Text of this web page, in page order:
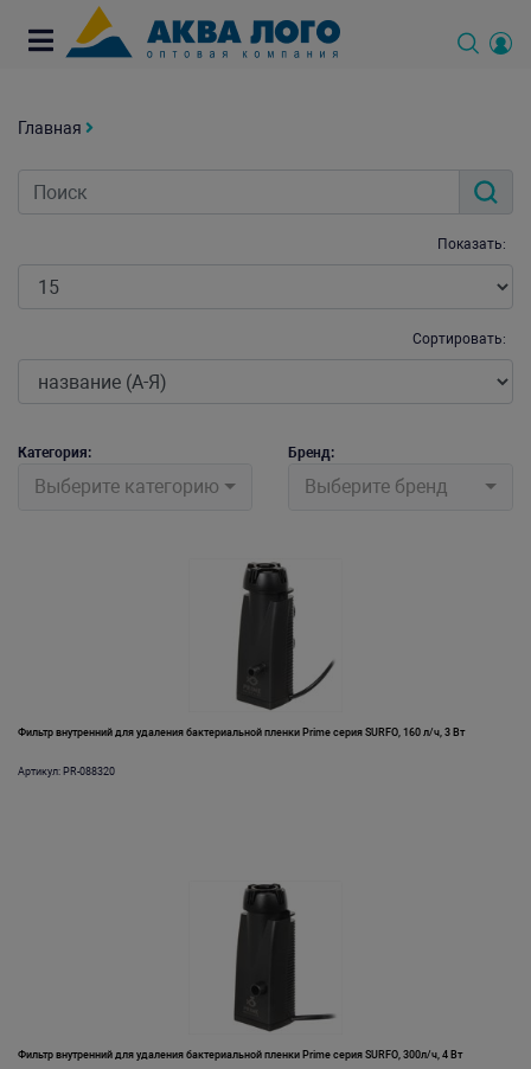
Главная
Показать:
Сортировать:
Категория:
Выберите категорию
Бренд:
Выберите бренд
Фильтр внутренний для удаления бактериальной пленки Prime серия SURFO, 160 л/ч, 3 Вт
Артикул: PR-088320
Фильтр внутренний для удаления бактериальной пленки Prime серия SURFO, 300л/ч, 4 Вт